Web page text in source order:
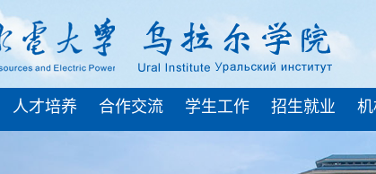
人才培养 合作交流 学生工作 招生就业